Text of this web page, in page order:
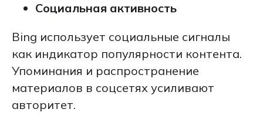
Социальная активность
Bing использует социальные сигналы
как индикатор популярности контента.
Упоминания и распространение
материалов в соцсетях усиливают
авторитет.